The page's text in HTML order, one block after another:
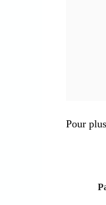
Pour